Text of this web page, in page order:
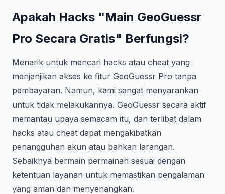
Apakah Hacks "Main GeoGuessr
Pro Secara Gratis" Berfungsi?
Menarik untuk mencari hacks atau cheat yang
menjanjikan akses ke fitur GeoGuessr Pro tanpa
pembayaran. Namun, kami sangat menyarankan
untuk tidak melakukannya. GeoGuessr secara aktif
memantau upaya semacam itu, dan terlibat dalam
hacks atau cheat dapat mengakibatkan
penangguhan akun atau bahkan larangan.
Sebaiknya bermain permainan sesuai dengan
ketentuan layanan untuk memastikan pengalaman
yang aman dan menyenangkan.